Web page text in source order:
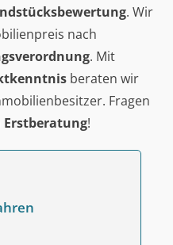
. Wir
nach
. Mit
beraten wir
Fragen
Erstberatung!